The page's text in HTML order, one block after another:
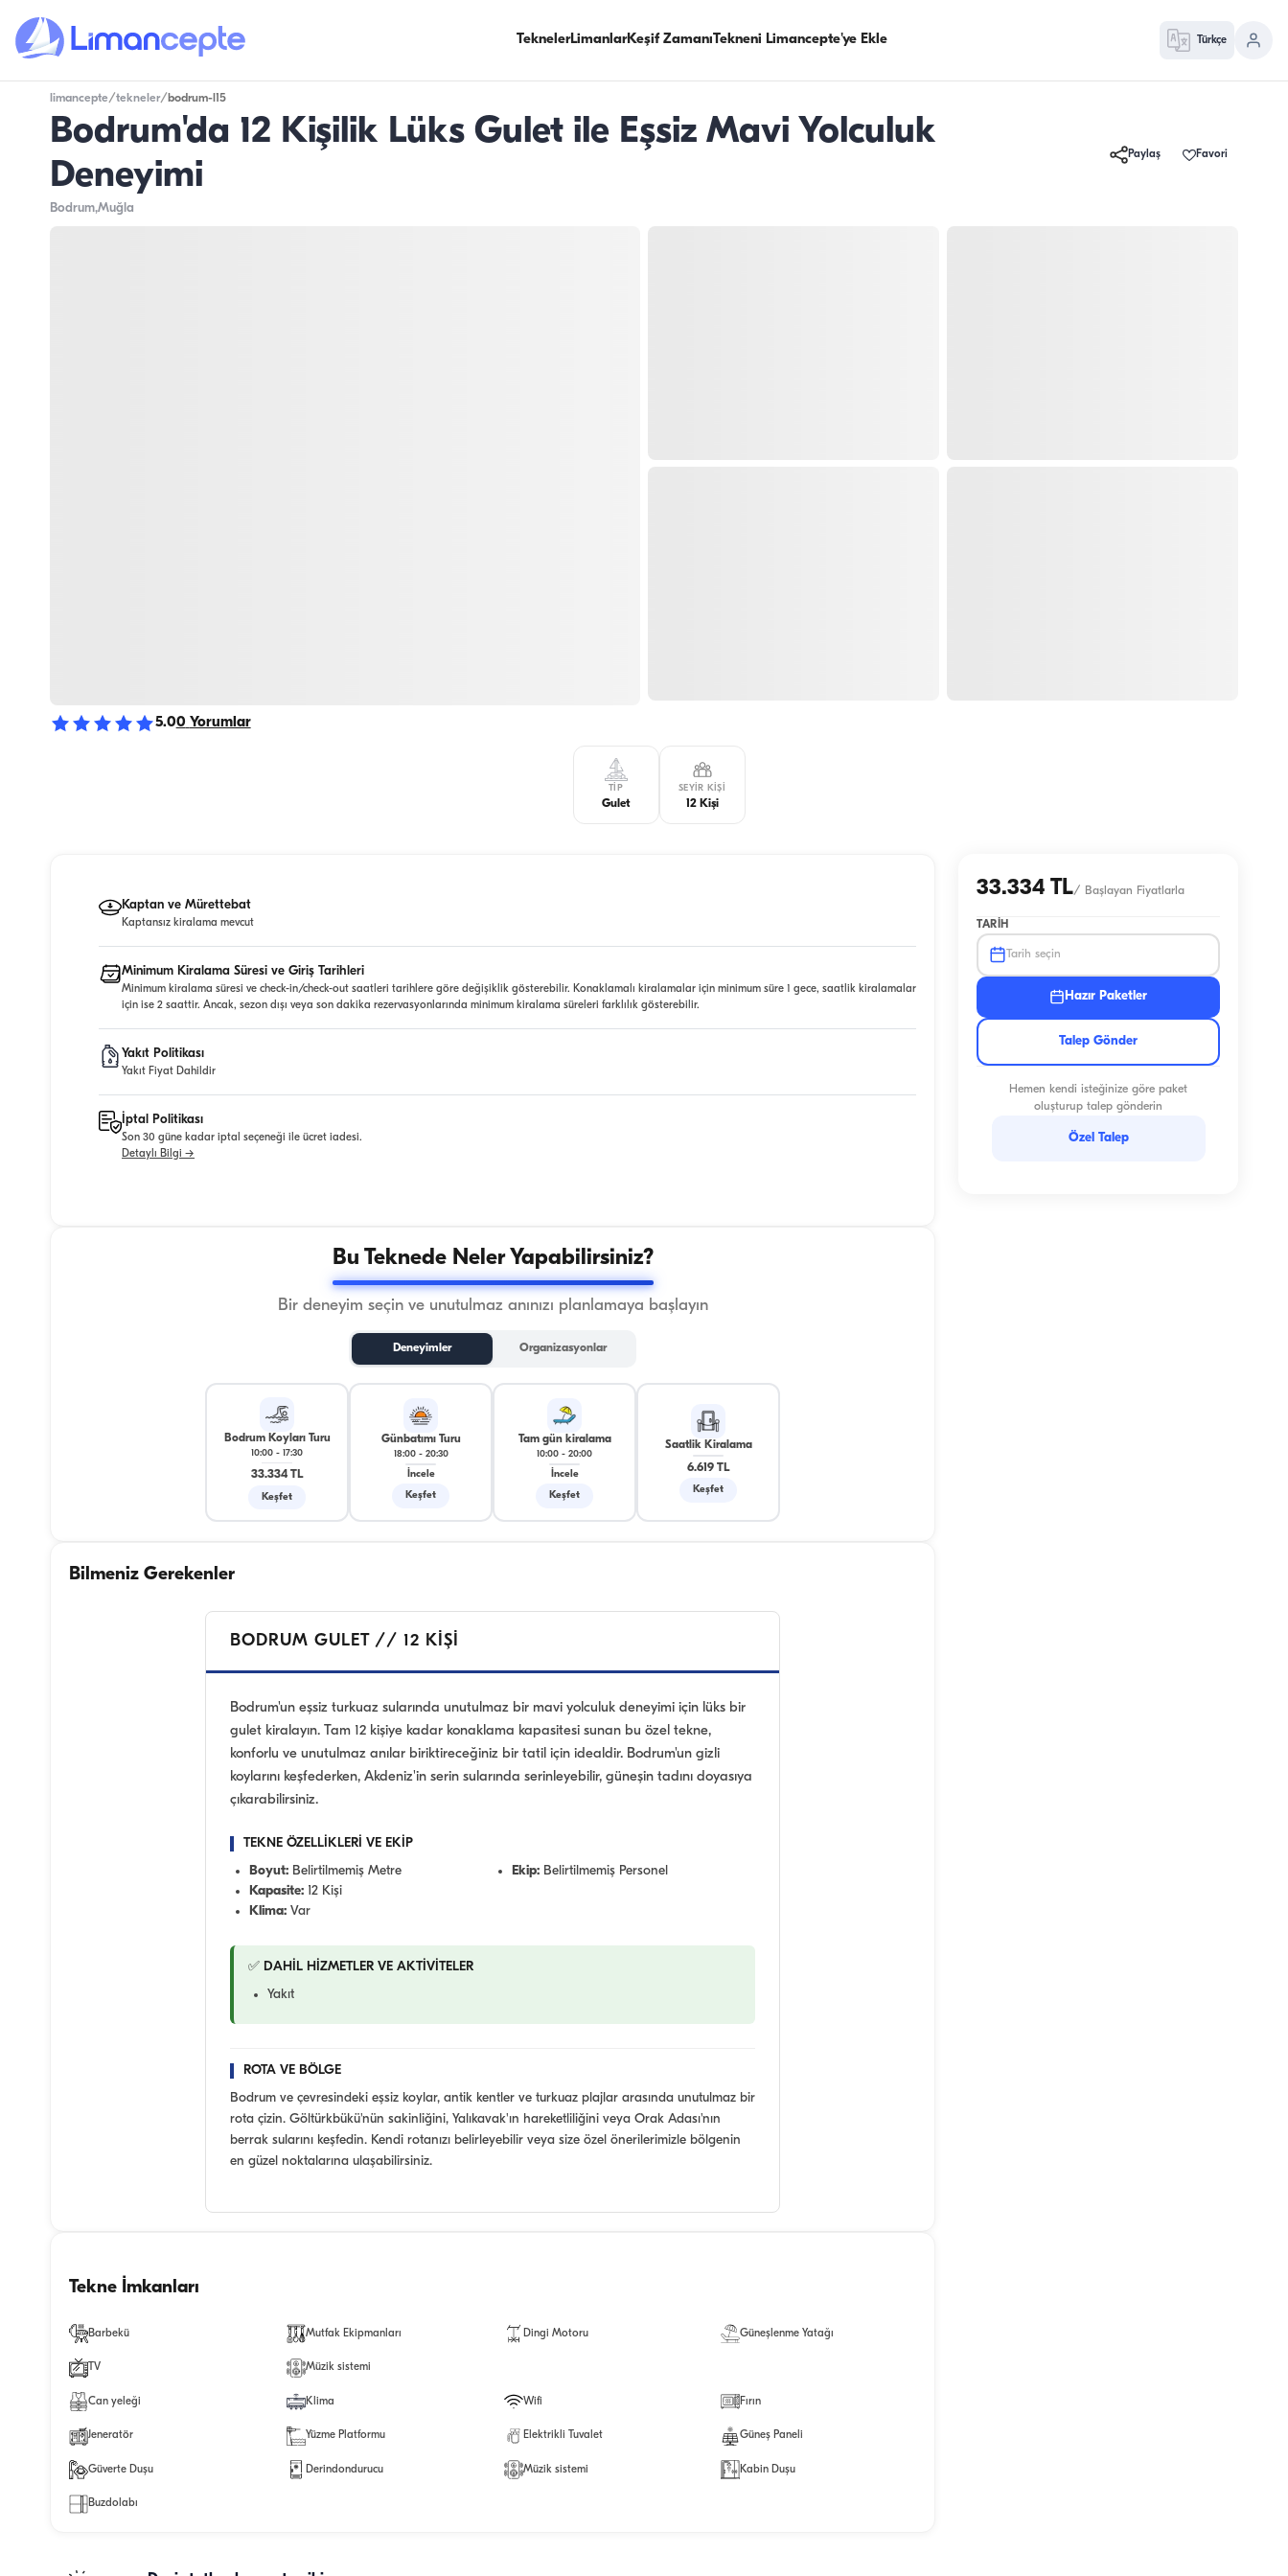
TeknelerLimanlarKeşif ZamanıTekneni Limancepte'ye Ekle Türkçe
limancepte/tekneler/ bodrum-l15
Bodrum'da 12 Kişilik Lüks Gulet ile Eşsiz Mavi Yolculuk
Deneyimi
Paylaş Favori
Bodrum,Muğla
5.00 Yorumlar
TIP
Gulet
SEYIR KIŞI
12 Kişi
Kaptan ve Mürettebat
Kaptansız kiralama mevcut
Minimum Kiralama Süresi ve Giriş Tarihleri
Minimum kiralama süresi ve check-in/check-out saatleri tarihlere göre değişiklik gösterebilir. Konaklamalı kiralamalar için minimum süre 1 gece, saatlik kiralamalar
için ise 2 saattir. Ancak, sezon dışı veya son dakika rezervasyonlarında minimum kiralama süreleri farklılık gösterebilir.
Yakıt Politikası
Yakıt Fiyat Dahildir
İptal Politikası
Son 30 güne kadar iptal seçeneği ile ücret iadesi.
Detaylı Bilgi →
Bu Teknede Neler Yapabilirsiniz?
Bir deneyim seçin ve unutulmaz anınızı planlamaya başlayın
Deneyimler Organizasyonlar
Bodrum Koyları Turu
10:00 - 17:30
33.334 TL
Keşfet
Günbatımı Turu
18:00- 20:30
İncele
Keşfet
Tam gün kiralama
10:00 - 20:00
İncele
Keşfet
Saatlik Kiralama
6.619 TL
Keşfet
Bilmeniz Gerekenler
BODRUM GULET // 12 KİŞİ
Bodrum'un eşsiz turkuaz sularında unutulmaz bir mavi yolculuk deneyimi için lüks bir
gulet kiralayın. Tam 12 kişiye kadar konaklama kapasitesi sunan bu özel tekne,
konforlu ve unutulmaz anılar biriktireceğiniz bir tatil için idealdir. Bodrum'un gizli
koylarını keşfederken, Akdeniz'in serin sularında serinleyebilir, güneşin tadını doyasıya
çıkarabilirsiniz.
TEKNE ÖZELLİKLERİ VE EKİP
Boyut: Belirtilmemiş Metre
Kapasite: 12 Kişi
Klima: Var
Ekip: Belirtilmemiş Personel
✅ DAHİL HİZMETLER VE AKTİVİTELER
Yakıt
ROTA VE BÖLGE
Bodrum ve çevresindeki eşsiz koylar, antik kentler ve turkuaz plajlar arasında unutulmaz bir
rota çizin. Göltürkbükü'nün sakinliğini, Yalıkavak'ın hareketliliğini veya Orak Adası'nın
berrak sularını keşfedin. Kendi rotanızı belirleyebilir veya size özel önerilerimizle bölgenin
en güzel noktalarına ulaşabilirsiniz.
Tekne İmkanları
Barbekü Mutfak Ekipmanları Dingi Motoru Güneşlenme Yatağı
TV Müzik sistemi
Can yeleği Klima Wifi Fırın
Jeneratör Yüzme Platformu Elektrikli Tuvalet Güneş Paneli
Güverte Duşu Derindondurucu Müzik sistemi Kabin Duşu
Buzdolabı
33.334 TL/ Başlayan Fiyatlarla
TARIH
Tarih seçin
Hazır Paketler
Talep Gönder
Hemen kendi isteğinize göre paket
oluşturup talep gönderin
Özel Talep